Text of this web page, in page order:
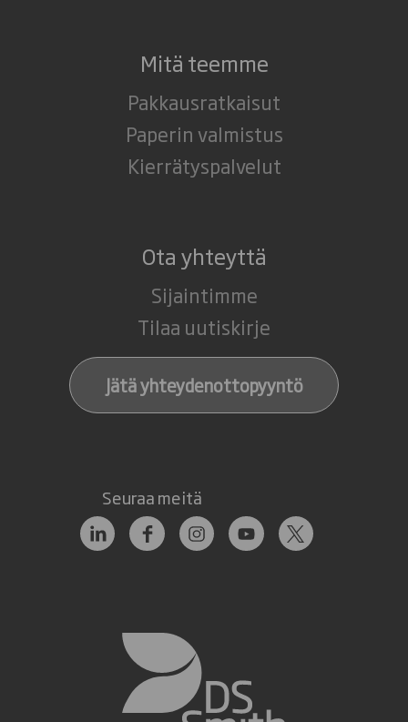
Mitä teemme
Pakkausratkaisut
Paperin valmistus
Kierrätyspalvelut
Ota yhteyttä
Sijaintimme
Tilaa uutiskirje
Jätä yhteydenottopyyntö
Seuraa meitä